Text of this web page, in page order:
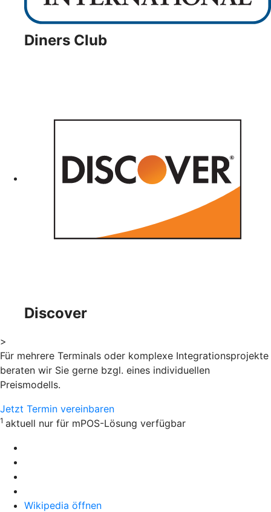
Diners Club
Discover
>
Für mehrere Terminals oder komplexe Integrationsprojekte
beraten wir Sie gerne bzgl. eines individuellen
Preismodells.
Jetzt Termin vereinbaren
1 aktuell nur für mPOS-Lösung verfügbar
Wikipedia öffnen